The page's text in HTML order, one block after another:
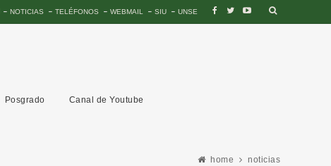
NOTICIAS TELÉFONOS WEBMAIL SIU UNSE
Posgrado Canal de Youtube
home noticias